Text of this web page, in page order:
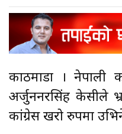
काठमाडौँ । नेपाली
अर्जुननरसिंह केसीले
कांग्रेस खरो रुपमा